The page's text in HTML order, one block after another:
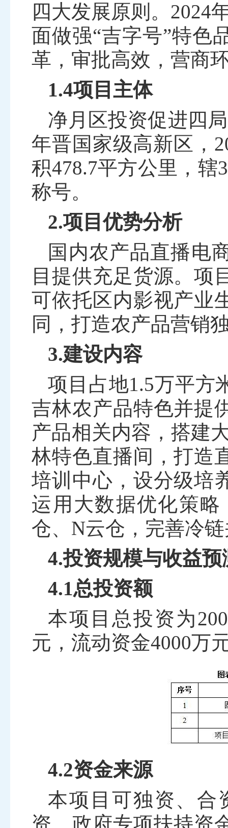
四大发展原则。 2024
面做强“吉字号”特色
革，审批高效，营商
1.4项目主体
净月区投资促进四
年晋国家级高新区，
积478.7平方公里，辖3
称号。
2.项目优势分析
国内农产品直播电
目提供充足货源。项
可依托区内影视产业
同，打造农产品营销
3.建设内容
项目占地1.5万平方
吉林农产品特色并提
产品相关内容，搭建
林特色直播间，打造
培训中心，设分级培
运用大数据优化策
仓、 N云仓，完善冷
4.投资规模与收益预
4.1总投资额
本项目总投资为
元，流动资金4000万
4.2资金来源
本项目可独资、合